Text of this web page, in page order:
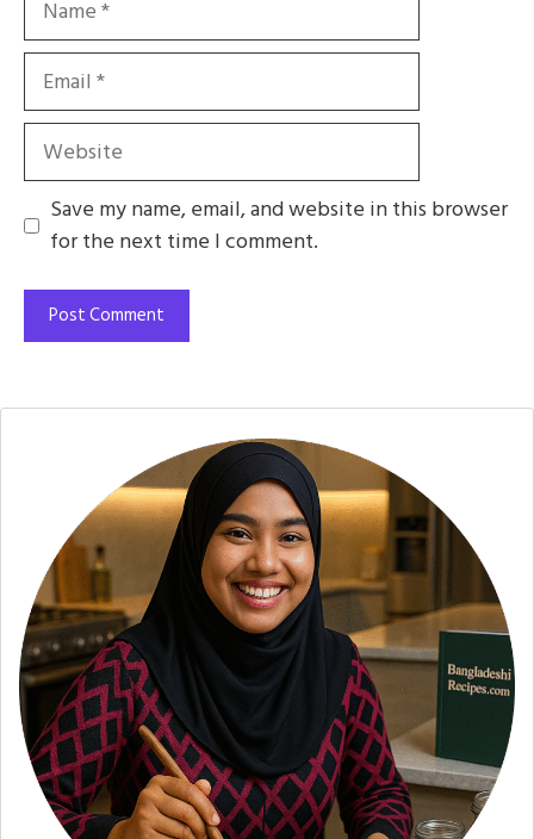
Email
Website
Save my name, email, and website in this browser
for the next time I comment.